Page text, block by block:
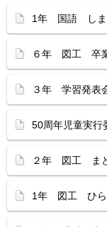
1年 国語 しま
６年 図工 卒業
３年 学習発表
50周年児童実行
２年 図工 ま
1年 図工 ひら